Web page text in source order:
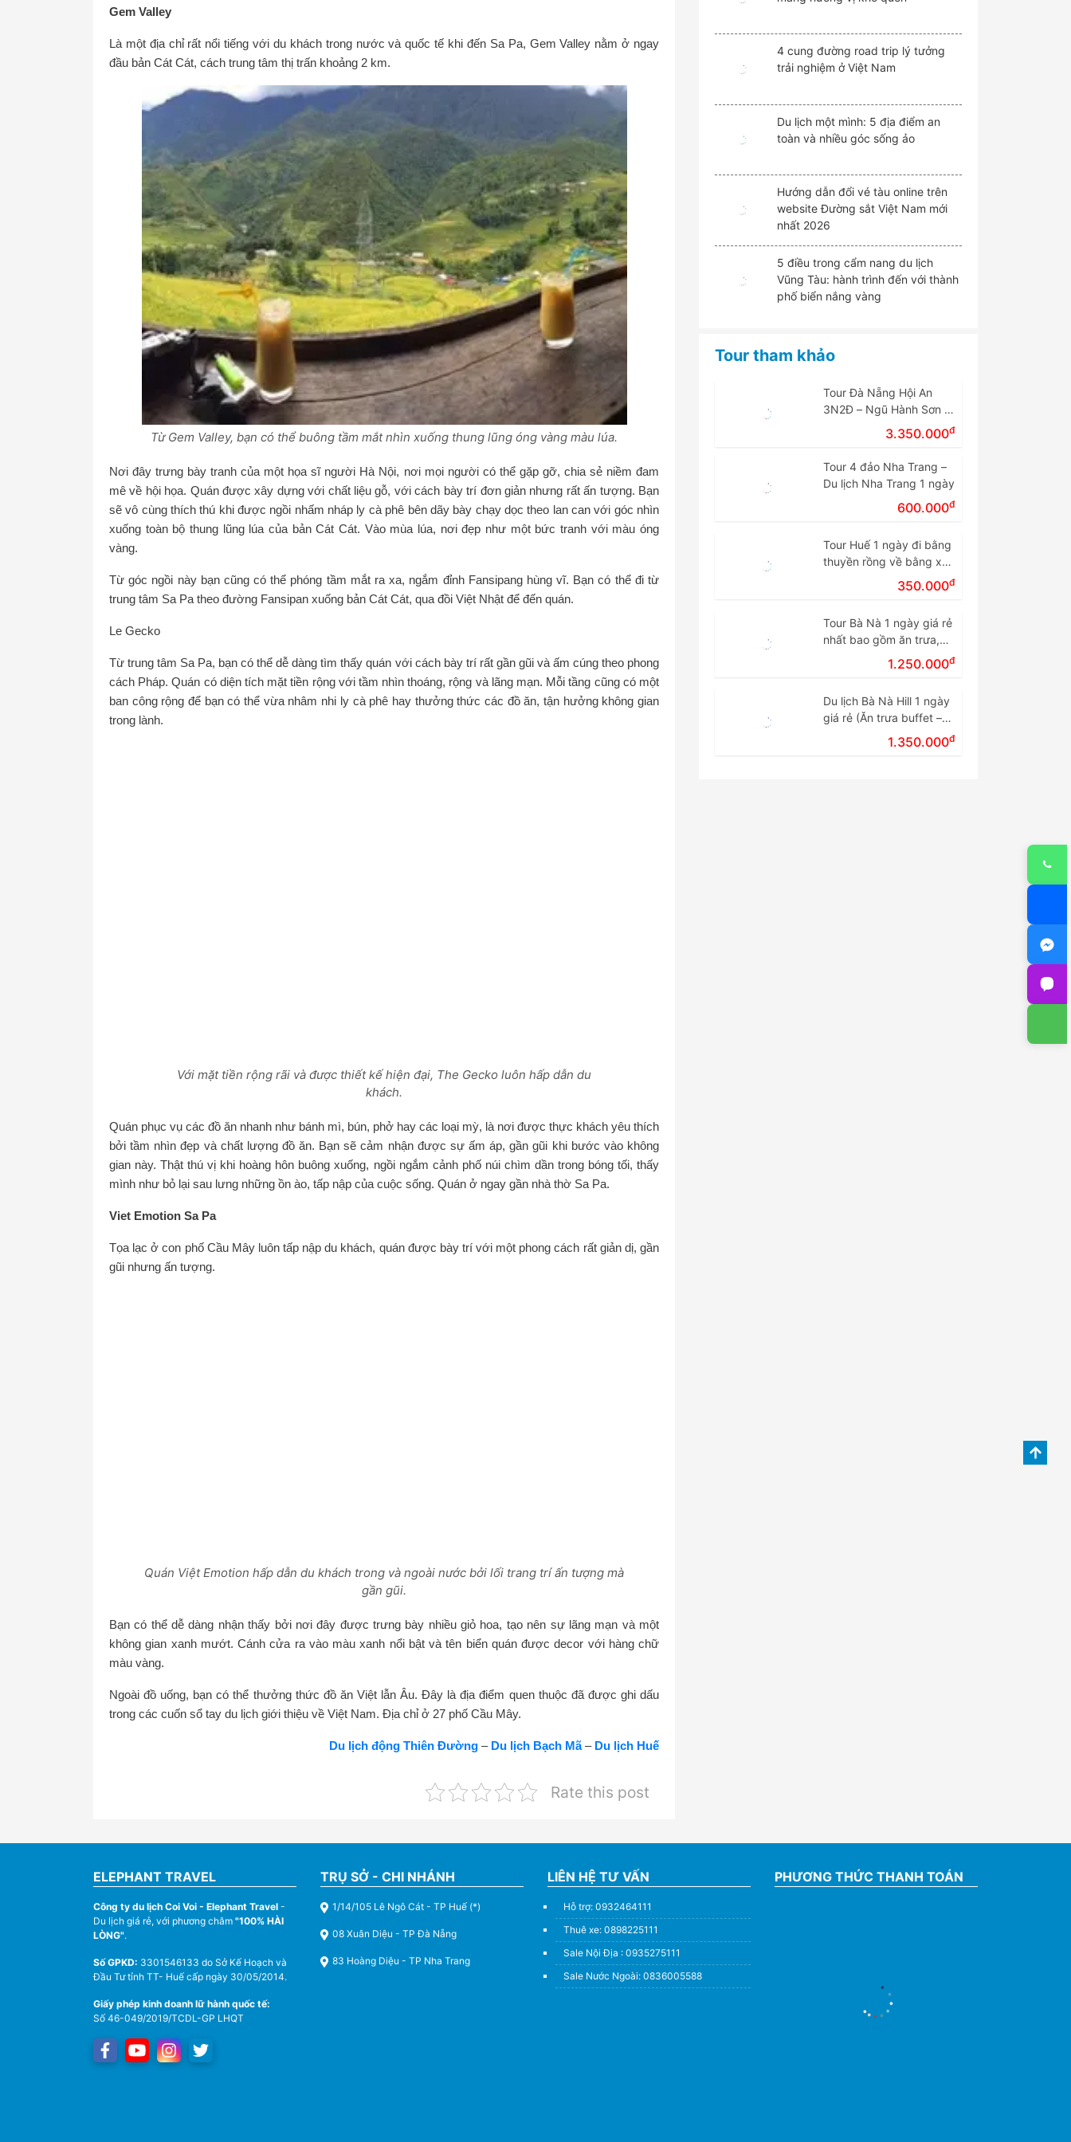
Gem Valley
Là một địa chỉ rất nổi tiếng với du khách trong nước và quốc tế khi đến Sa Pa, Gem Valley nằm ở ngay
đầu bản Cát Cát, cách trung tâm thị trấn khoảng 2 km.
Từ Gem Valley, bạn có thể buông tầm mắt nhìn xuống thung lũng óng vàng màu lúa.
Nơi đây trưng bày tranh của một họa sĩ người Hà Nội, nơi mọi người có thể gặp gỡ, chia sẻ niềm đam
mê về hội họa. Quán được xây dựng với chất liệu gỗ, với cách bày trí đơn giản nhưng rất ấn tượng. Bạn
sẽ vô cùng thích thú khi được ngồi nhấm nháp ly cà phê bên dãy bày chạy dọc theo lan can với góc nhìn
xuống toàn bộ thung lũng lúa của bản Cát Cát. Vào mùa lúa, nơi đẹp như một bức tranh với màu óng
vàng.
Từ góc ngồi này bạn cũng có thể phóng tầm mắt ra xa, ngắm đỉnh Fansipang hùng vĩ. Bạn có thể đi từ
trung tâm Sa Pa theo đường Fansipan xuống bản Cát Cát, qua đồi Việt Nhật để đến quán.
Le Gecko
Từ trung tâm Sa Pa, bạn có thể dễ dàng tìm thấy quán với cách bày trí rất gần gũi và ấm cúng theo phong
cách Pháp. Quán có diện tích mặt tiền rộng với tầm nhìn thoáng, rộng và lãng mạn. Mỗi tầng cũng có một
ban công rộng để bạn có thể vừa nhâm nhi ly cà phê hay thưởng thức các đồ ăn, tận hưởng không gian
trong lành.
Với mặt tiền rộng rãi và được thiết kế hiện đại, The Gecko luôn hấp dẫn du
khách.
Quán phục vụ các đồ ăn nhanh như bánh mì, bún, phở hay các loại mỳ, là nơi được thực khách yêu thích
bởi tầm nhìn đẹp và chất lượng đồ ăn. Bạn sẽ cảm nhận được sự ấm áp, gần gũi khi bước vào không
gian này. Thật thú vị khi hoàng hôn buông xuống, ngồi ngắm cảnh phố núi chìm dần trong bóng tối, thấy
mình như bỏ lại sau lưng những ồn ào, tấp nập của cuộc sống. Quán ở ngay gần nhà thờ Sa Pa.
Viet Emotion Sa Pa
Tọa lạc ở con phố Cầu Mây luôn tấp nập du khách, quán được bày trí với một phong cách rất giản dị, gần
gũi nhưng ấn tượng.
Quán Việt Emotion hấp dẫn du khách trong và ngoài nước bởi lối trang trí ấn tượng mà
gần gũi.
Bạn có thể dễ dàng nhận thấy bởi nơi đây được trưng bày nhiều giỏ hoa, tạo nên sự lãng mạn và một
không gian xanh mướt. Cánh cửa ra vào màu xanh nổi bật và tên biển quán được decor với hàng chữ
màu vàng.
Ngoài đồ uống, bạn có thể thưởng thức đồ ăn Việt lẫn Âu. Đây là địa điểm quen thuộc đã được ghi dấu
trong các cuốn sổ tay du lịch giới thiệu về Việt Nam. Địa chỉ ở 27 phố Cầu Mây.
Du lịch động Thiên Đường – Du lịch Bạch Mã– Du lịch Huế
Rate this post
4 cung đường road trip lý tưởng
trải nghiệm ở Việt Nam
Du lịch một mình: 5 địa điểm an
toàn và nhiều góc sống ảo
Hướng dẫn đổi vé tàu online trên
website Đường sắt Việt Nam mới
nhất 2026
5 điều trong cẩm nang du lịch
Vũng Tàu: hành trình đến với thành
phố biển nắng vàng
Tour tham khảo
Tour Đà Nẵng Hội An
3N2Đ – Ngũ Hành Sơn –
Cù Lao Chàm – Bà Nà
3.350.000đ
Tour 4 đảo Nha Trang –
Du lịch Nha Trang 1 ngày
600.000đ
Tour Huế 1 ngày đi bằng
thuyền rồng về bằng xe
350.000đ
Tour Bà Nà 1 ngày giá rẻ
nhất bao gồm ăn trưa,
1.250.000đ
Du lịch Bà Nà Hill 1 ngày
giá rẻ (Ăn trưa buffet –
Tour ghép đoàn)1.350.000đ
ELEPHANT TRAVEL
Công ty du lịch Coi Voi - Elephant Travel -
Du lịch giá rẻ, với phương châm "100% HÀI
LÒNG".
Số GPKD: 3301546133 do Sở Kế Hoạch và
Đầu Tư tỉnh TT- Huế cấp ngày 30/05/2014.
Giấy phép kinh doanh lữ hành quốc tế:
Số 46-049/2019/TCDL-GP LHQT
TRỤ SỞ - CHI NHÁNH
1/14/105 Lê Ngô Cát - TP Huế (*)
08 Xuân Diệu - TP Đà Nẵng
83 Hoàng Diệu - TP Nha Trang
LIÊN HỆ TƯ VẤN
Hỗ trợ: 0932464111
Thuê xe: 0898225111
Sale Nội Địa : 0935275111
Sale Nước Ngoài: 0836005588
PHƯƠNG THỨC THANH TOÁN